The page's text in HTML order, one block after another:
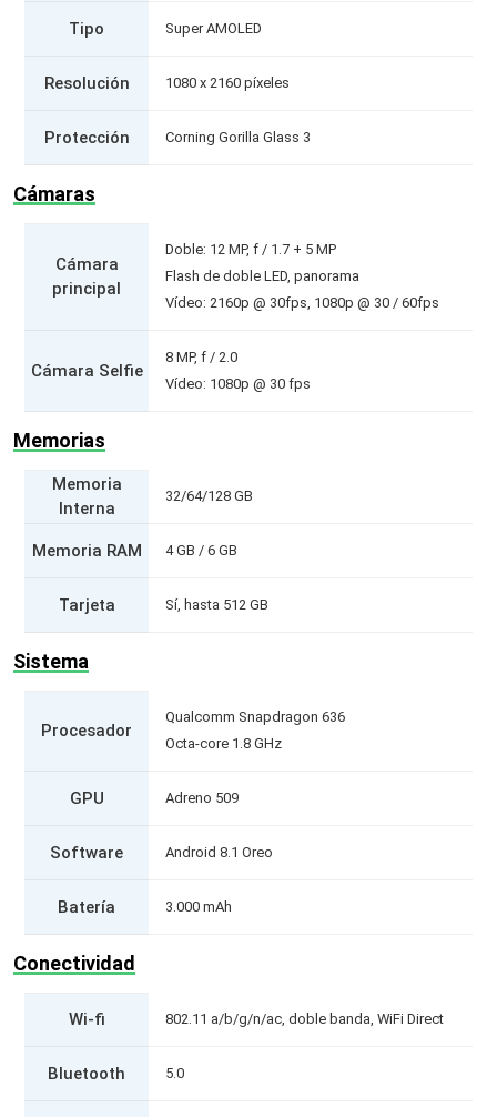
Tipo Super AMOLED
Resolución 1080 x 2160 píxeles
Protección Corning Gorilla Glass 3
Cámaras
Cámara
principal
Doble: 12 MP, f / 1.7 + 5 MP
Flash de doble LED, panorama
Vídeo: 2160p @ 30fps, 1080p @ 30 / 60fps
Cámara Selfie
8 MP, f / 2.0
Vídeo: 1080p @ 30 fps
Memorias
Memoria
Interna
32/64/128 GB
Memoria RAM 4 GB / 6 GB
Tarjeta Sí, hasta 512 GB
Sistema
Procesador
Qualcomm Snapdragon 636
Octa-core 1.8 GHz
GPU Adreno 509
Software Android 8.1 Oreo
Batería 3.000 mAh
Conectividad
Wi-fi 802.11 a/b/g/n/ac, doble banda, WiFi Direct
Bluetooth 5.0